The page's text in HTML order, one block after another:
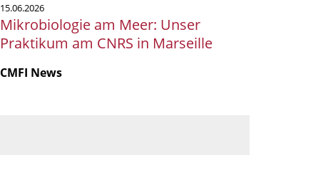
15.06.2026
Mikrobiologie am Meer: Unser
Praktikum am CNRS in Marseille
CMFI News